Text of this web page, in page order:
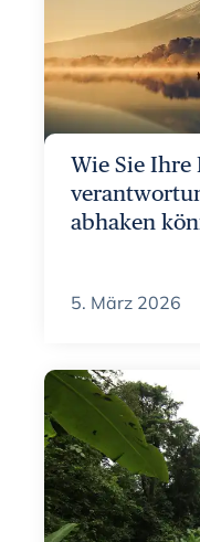
Wie Sie Ihre
abhaken
5. März 2026